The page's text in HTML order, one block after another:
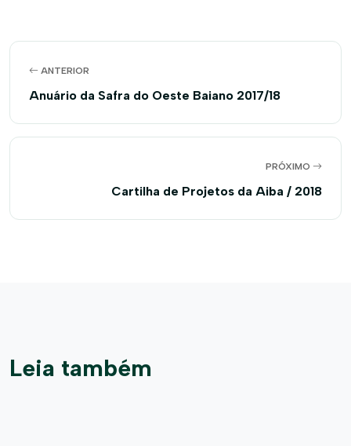
ANTERIOR
Anuário da Safra do Oeste Baiano 2017/18
PRÓXIMO
Cartilha de Projetos da Aiba / 2018
Leia também